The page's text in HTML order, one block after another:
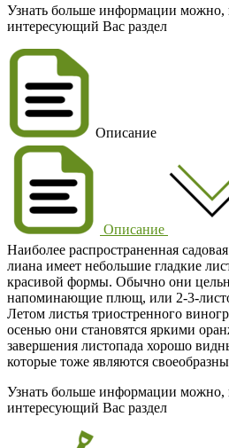
Узнать больше информации можно,
интересующий Вас раздел
Описание
Описание
Наиболее распространенная
лиана имеет небольшие гладкие
красивой формы. Обычно они
напоминающие плющ, или 2-3-
Летом листья триостренного
осенью они становятся яркими
завершения листопада хорошо
которые тоже являются
Узнать больше информации можно,
интересующий Вас раздел